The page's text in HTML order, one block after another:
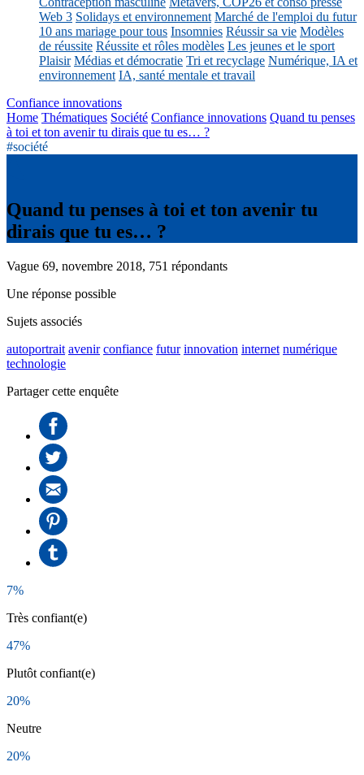
Web 3 Solidays et environnement Marché de l'emploi du futur
10 ans mariage pour tous Insomnies Réussir sa vie Modèles
de réussite Réussite et rôles modèles Les jeunes et le sport
Plaisir Médias et démocratie Tri et recyclage Numérique, IA et
environnement IA, santé mentale et travail
Confiance innovations
Home Thématiques Société Confiance innovations Quand tu penses
à toi et ton avenir tu dirais que tu es… ?
#société
Quand tu penses à toi et ton avenir tu
dirais que tu es… ?
Vague 69, novembre 2018, 751 répondants
Une réponse possible
Sujets associés
autoportrait avenir confiance futur innovation internet numérique
technologie
Partager cette enquête
7%
Très confiant(e)
47%
Plutôt confiant(e)
20%
Neutre
20%